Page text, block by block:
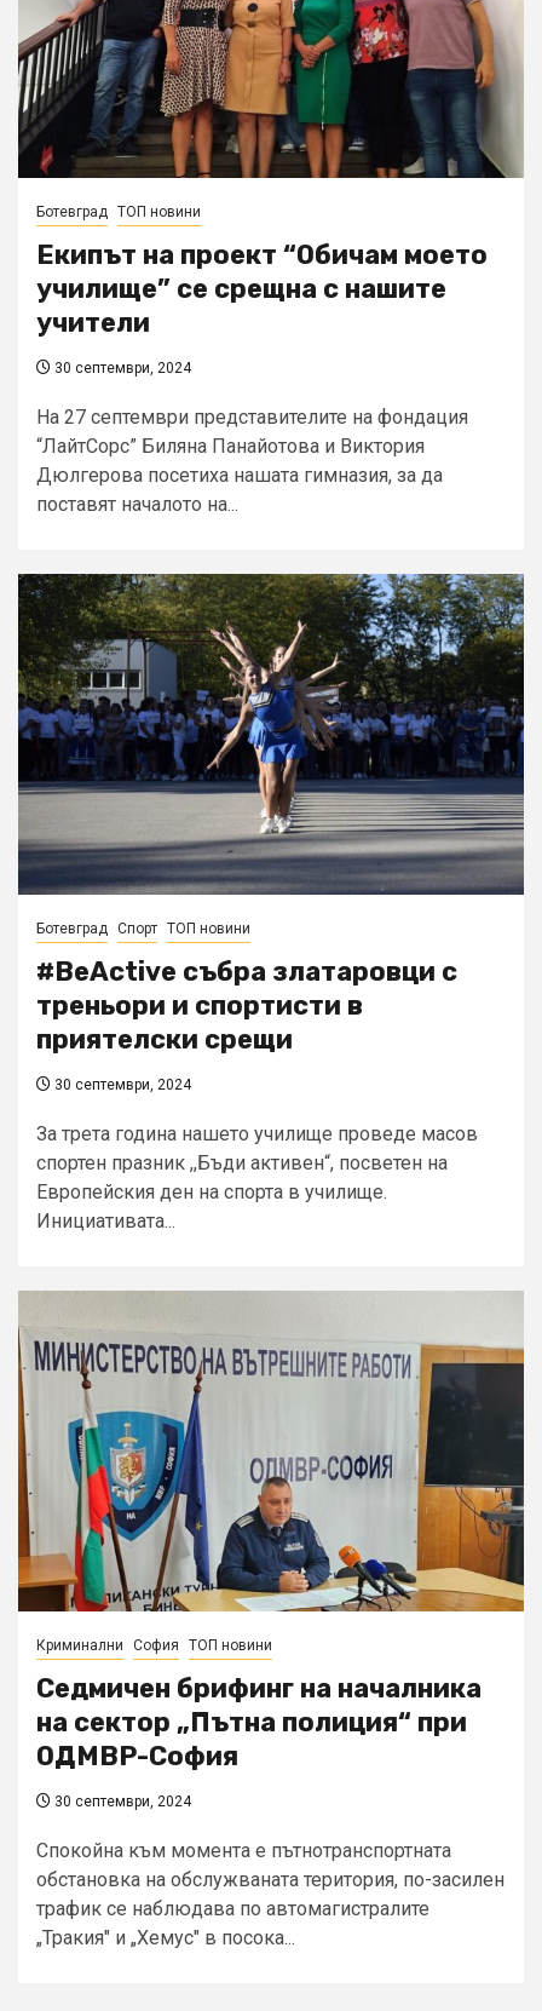
Ботевград ТОП новини
Екипът на проект “Обичам моето
училище” се срещна с нашите
учители
30 септември, 2024
На 27 септември представителите на фондация
“ЛайтСорс” Биляна Панайотова и Виктория
Дюлгерова посетиха нашата гимназия, за да
поставят началото на...
Ботевград Спорт ТОП новини
#BeActive събра златаровци с
треньори и спортисти в
приятелски срещи
30 септември, 2024
За трета година нашето училище проведе масов
спортен празник ,,Бъди активен“, посветен на
Европейския ден на спорта в училище.
Инициативата...
Криминални София ТОП новини
Седмичен брифинг на началника
на сектор „Пътна полиция“ при
ОДМВР-София
30 септември, 2024
Спокойна към момента е пътнотранспортната
обстановка на обслужваната територия, по-засилен
трафик се наблюдава по автомагистралите
„Тракия" и „Хемус" в посока...